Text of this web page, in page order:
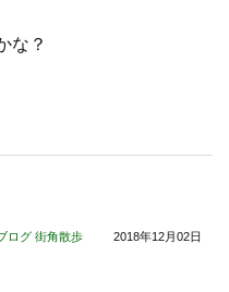
な？
ログ 街角散歩 2018年12月02日